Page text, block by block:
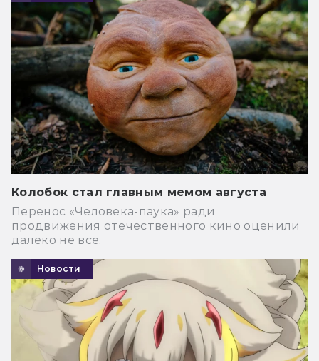
Колобок стал главным мемом августа
Перенос «Человека-паука» ради
продвижения отечественного кино оценили
далеко не все.
Новости